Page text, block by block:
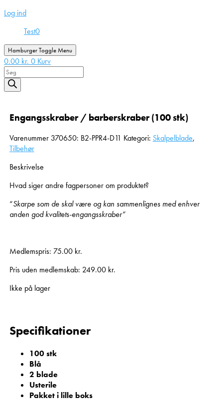
Log ind
Test0
Hamburger Toggle Menu
0.00 kr. 0 Kurv
Products
search
Engangsskraber / barberskraber (100 stk)
Varenummer 370650: B2-PPR4-D11 Kategori: Skalpelblade,
Tilbehør
Beskrivelse
Hvad siger andre fagpersoner om produktet?
“Skarpe som de skal være og kan sammenlignes med enhver
anden god kvalitets-engangsskraber”
Medlemspris: 75.00 kr.
Pris uden medlemskab: 249.00 kr.
Ikke på lager
Specifikationer
100 stk
Blå
2 blade
Usterile
Pakket i lille boks